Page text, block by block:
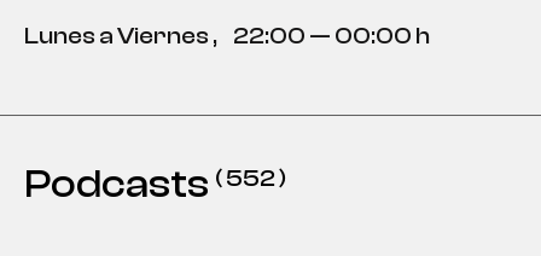
Lunes a Viernes , 22:00 — 00:00 h
Podcasts ( 552 )